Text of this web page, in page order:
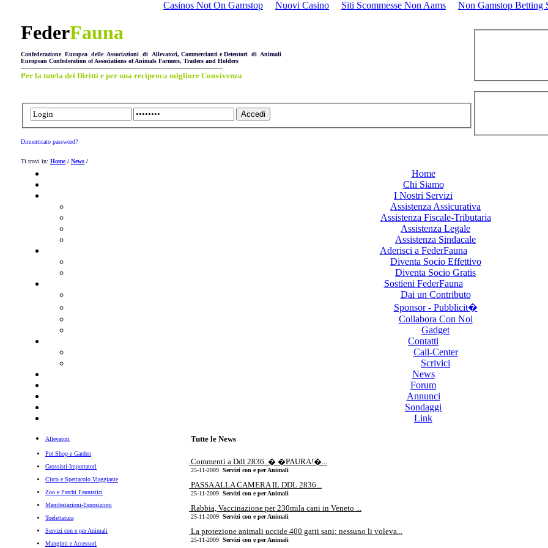
Casinos Not On Gamstop Nuovi Casino Siti Scommesse Non Aams Non Gamstop Betting
FederFauna
Confederazione Europea delle Associazioni di Allevatori, Commercianti e Detentori di Animali
European Confederation of Associations of Animals Farmers, Traders and Holders
--------------------------------------------------------------------------------------------------------------
Per la tutela dei Diritti e per una reciproca migliore Convivenza
Dimenticato password?
Ti trovi in: Home/ News /
Home
Chi Siamo
I Nostri Servizi
Assistenza Assicurativa
Assistenza Fiscale-Tributaria
Assistenza Legale
Assistenza Sindacale
Aderisci a FederFauna
Diventa Socio Effettivo
Diventa Socio Gratis
Sostieni FederFauna
Dai un Contributo
Sponsor - Pubblicit�
Collabora Con Noi
Gadget
Contatti
Call-Center
Scrivici
News
Forum
Annunci
Sondaggi
Link
Allevatori
Pet Shop e Garden
Grossisti-Importatori
Circo e Spettacolo Viaggiante
Zoo e Parchi Faunistici
Manifestazioni-Esposizioni
Toelettatura
Servizi con e per Animali
Mangimi e Accessori
Tutte le News
Commenti a Ddl 2836. � �PAURA!�...
25-11-2009 Servizi con e per Animali
PASSA ALLA CAMERA IL DDL 2836...
25-11-2009 Servizi con e per Animali
Rabbia, Vaccinazione per 230mila cani in Veneto ...
25-11-2009 Servizi con e per Animali
La protezione animali uccide 400 gatti sani: nessuno li voleva...
25-11-2009 Servizi con e per Animali